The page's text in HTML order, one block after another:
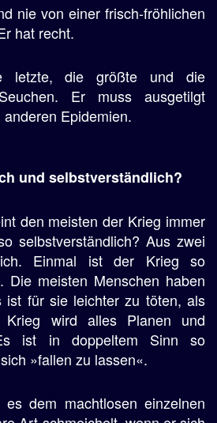
nie von einer frisch-fröhlichen
hat recht.
letzte, die größte und die
Er muss ausgetilgt
Epidemien.
und selbstverständlich?
den meisten der Krieg immer
selbstverständlich? Aus zwei
Einmal ist der Krieg so
Die meisten Menschen haben
ist für sie leichter zu töten, als
wird alles Planen und
ist in doppeltem Sinn so
»fallen zu lassen«.
dem machtlosen einzelnen